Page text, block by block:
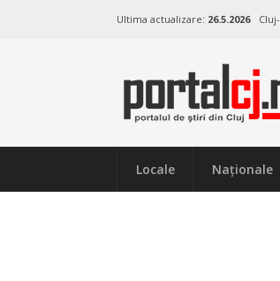
Ultima actualizare: 26.5.2026
Locale Naţionale